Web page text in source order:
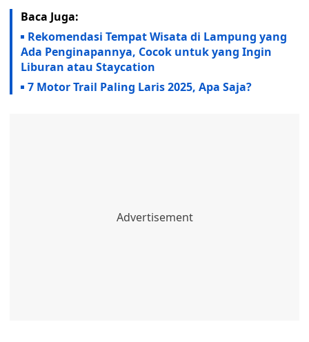
Baca Juga:
Rekomendasi Tempat Wisata di Lampung yang
Ada Penginapannya, Cocok untuk yang Ingin
Liburan atau Staycation
7 Motor Trail Paling Laris 2025, Apa Saja?